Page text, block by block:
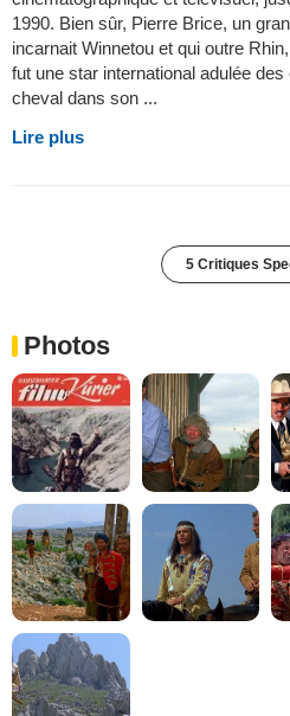
1990. Bien sûr, Pierre Brice, un
incarnait Winnetou et qui outre
fut une star international adulée
cheval dans son ...
Lire plus
5 Critiques
Photos